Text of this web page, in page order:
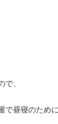
で、
で昼寝のために